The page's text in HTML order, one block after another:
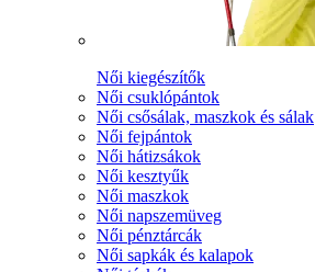
Női kiegészítők
Női csuklópántok
Női csősálak, maszkok és sálak
Női fejpántok
Női hátizsákok
Női kesztyűk
Női maszkok
Női napszemüveg
Női pénztárcák
Női sapkák és kalapok